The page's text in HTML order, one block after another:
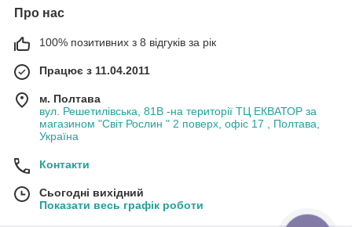
Про нас
100% позитивних з 8 відгуків за рік
Працює з 11.04.2011
м. Полтава
вул. Решетилівська, 81В -на території ТЦ ЕКВАТОР за
магазином "Світ Рослин " 2 поверх, офіс 17 , Полтава,
Україна
Контакти
Сьогодні вихідний
Показати весь графік роботи